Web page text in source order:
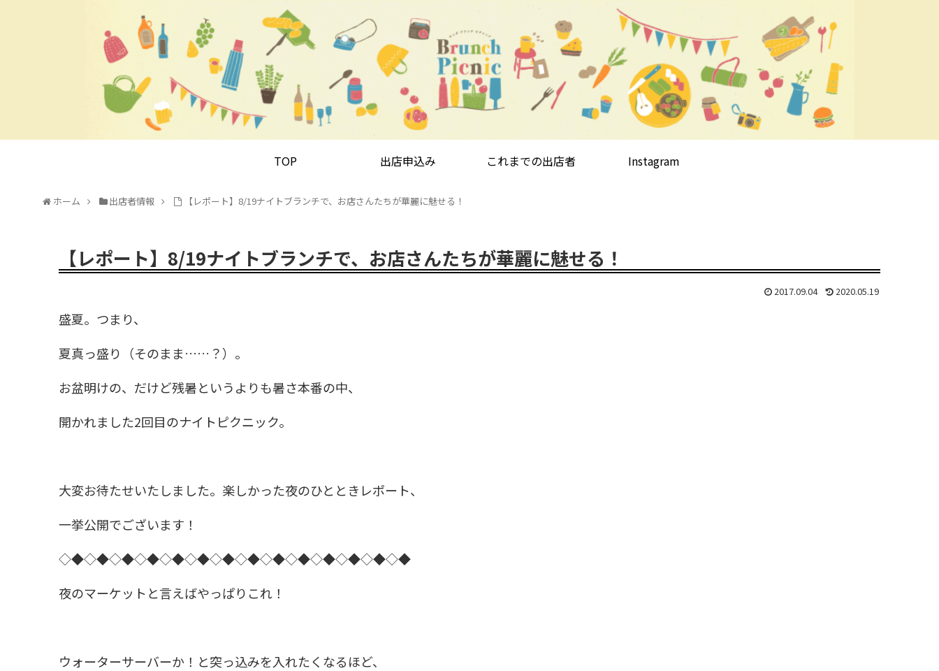
TOP 出店申込み これまでの出店者 Instagram
ホーム 出店者情報 【レポート】8/19ナイトブランチで、お店さんたちが華麗に魅せる！
【レポート】8/19ナイトブランチで、お店さんたちが華麗に魅せる！
2017.09.04 2020.05.19
盛夏。つまり、
夏真っ盛り（そのまま……？）。
お盆明けの、だけど残暑というよりも暑さ本番の中、
開かれました2回目のナイトピクニック。
大変お待たせいたしました。楽しかった夜のひとときレポート、
一挙公開でございます！
◇◆◇◆◇◆◇◆◇◆◇◆◇◆◇◆◇◆◇◆◇◆◇◆◇◆◇◆
夜のマーケットと言えばやっぱりこれ！
ウォーターサーバーか！と突っ込みを入れたくなるほど、